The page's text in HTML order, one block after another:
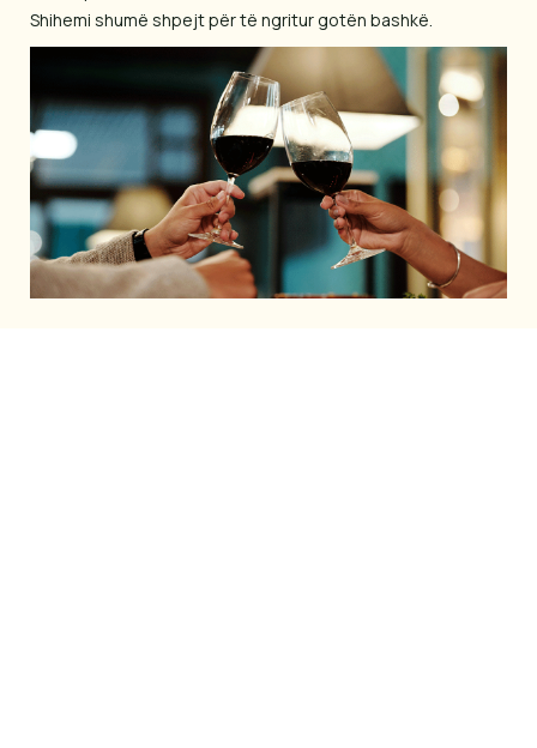
Shihemi shumë shpejt për të ngritur gotën bashkë.